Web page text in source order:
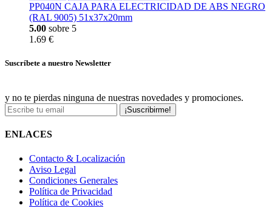
PP040N CAJA PARA ELECTRICIDAD DE ABS NEGRO
(RAL 9005) 51x37x20mm
5.00 sobre 5
1.69 €
Suscríbete a nuestro Newsletter
y no te pierdas ninguna de nuestras novedades y promociones.
¡Suscribirme!
ENLACES
Contacto & Localización
Aviso Legal
Condiciones Generales
Política de Privacidad
Política de Cookies